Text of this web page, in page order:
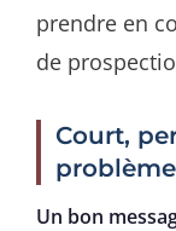
prendre en
de
Court,
problème
Un bon